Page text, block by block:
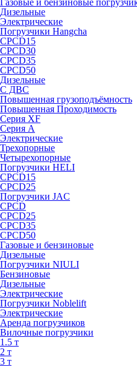
Газовые и бензиновые
Дизельные
Электрические
Погрузчики Hangcha
CPCD15
CPCD30
CPCD35
CPCD50
Дизельные
С ДВС
Повышенная грузоподъёмность
Повышенная Проходимость
Серия XF
Серия А
Электрические
Трехопорные
Четырехопорные
Погрузчики HELI
CPCD15
CPCD25
Погрузчики JAC
CPCD
CPCD25
CPCD35
CPCD50
Газовые и бензиновые
Дизельные
Погрузчики NIULI
Бензиновые
Дизельные
Электрические
Погрузчики Noblelift
Электрические
Аренда погрузчиков
Вилочные погрузчики
1.5 т
2 т
3 т